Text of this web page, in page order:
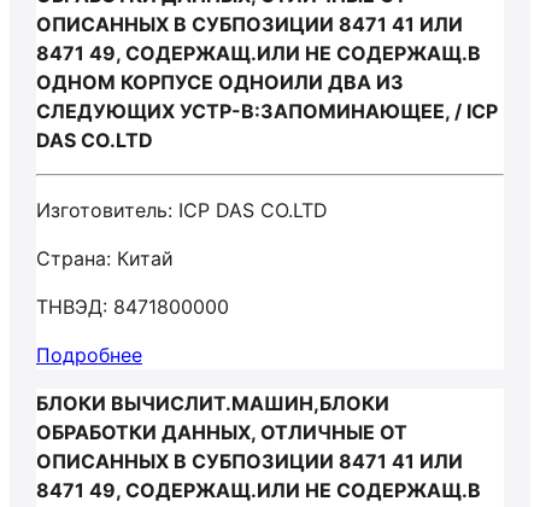
ОПИСАННЫХ В СУБПОЗИЦИИ 8471 41 ИЛИ
8471 49, СОДЕРЖАЩ.ИЛИ НЕ СОДЕРЖАЩ.В
ОДНОМ КОРПУСЕ ОДНОИЛИ ДВА ИЗ
СЛЕДУЮЩИХ УСТР-В:ЗАПОМИНАЮЩЕЕ, / ICP
DAS CO.LTD
Изготовитель: ICP DAS CO.LTD
Страна: Китай
ТНВЭД: 8471800000
Подробнее
БЛОКИ ВЫЧИСЛИТ.МАШИН,БЛОКИ
ОБРАБОТКИ ДАННЫХ, ОТЛИЧНЫЕ ОТ
ОПИСАННЫХ В СУБПОЗИЦИИ 8471 41 ИЛИ
8471 49, СОДЕРЖАЩ.ИЛИ НЕ СОДЕРЖАЩ.В